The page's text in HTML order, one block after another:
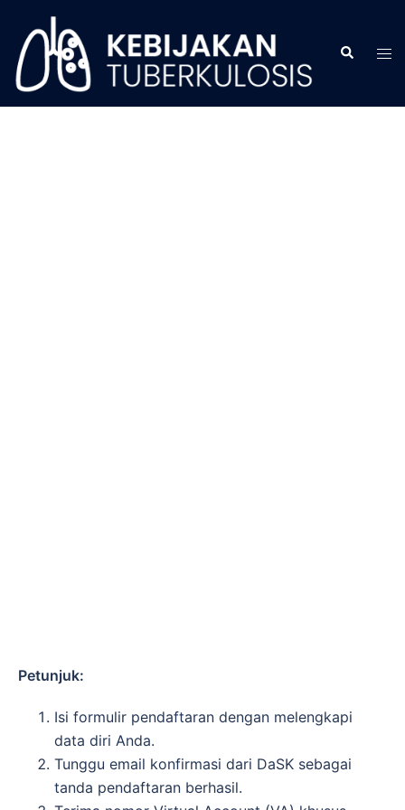
Petunjuk:
Isi formulir pendaftaran dengan melengkapi
data diri Anda.
Tunggu email konfirmasi dari DaSK sebagai
tanda pendaftaran berhasil.